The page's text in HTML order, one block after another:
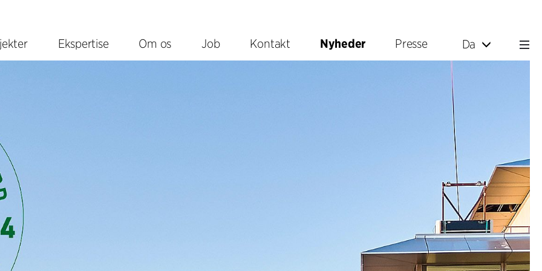
Ekspertise Om os Job Kontakt Nyheder Presse Da